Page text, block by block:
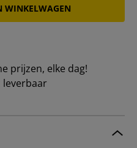
WINKELWAGEN
prijzen, elke dag!